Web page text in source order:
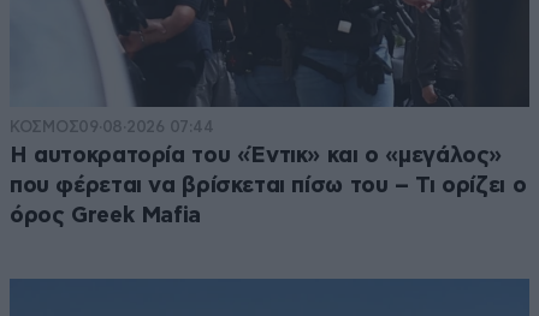
ΚΟΣΜΟΣ09·08·2026 07:44
Η αυτοκρατορία του «Έντικ» και ο «μεγάλος»
που φέρεται να βρίσκεται πίσω του – Τι ορίζει ο
όρος Greek Mafia